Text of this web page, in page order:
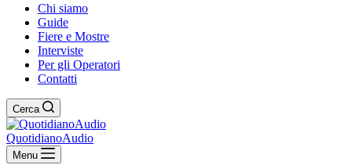
Chi siamo
Guide
Fiere e Mostre
Interviste
Per gli Operatori
Contatti
Cerca
QuotidianoAudio
Menu